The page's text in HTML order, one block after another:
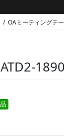
OAミーティングテ